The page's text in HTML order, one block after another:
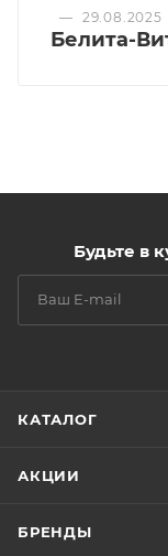
— 29.08.2025
Белита-
Будьте в
КАТАЛОГ
АКЦИИ
БРЕНДЫ